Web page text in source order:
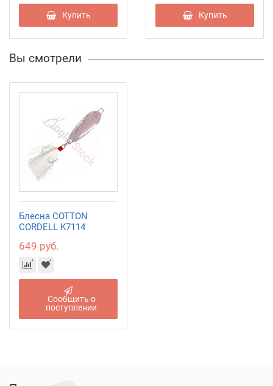
Купить Купить
Вы смотрели
Блесна COTTON
CORDELL K7114
649 руб.
Сообщить о
поступлении